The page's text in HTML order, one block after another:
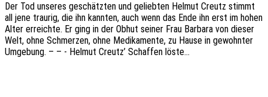
Der Tod unse­res geschätz­ten und gelieb­ten Helmut Creutz stimmt
all jene trau­rig, die ihn kann­ten, auch wenn das Ende ihn erst im hohen
Alter erreich­te. Er ging in der Obhut seiner Frau Barba­ra von dieser
Welt, ohne Schmer­zen, ohne Medi­ka­men­te, zu Hause in gewohn­ter
Umge­bung. – – - Helmut Creutz’ Schaf­fen löste…